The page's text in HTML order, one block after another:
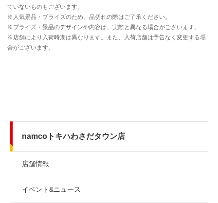
namcoトキハわさだタウン店
店舗情報
イベント&ニュース